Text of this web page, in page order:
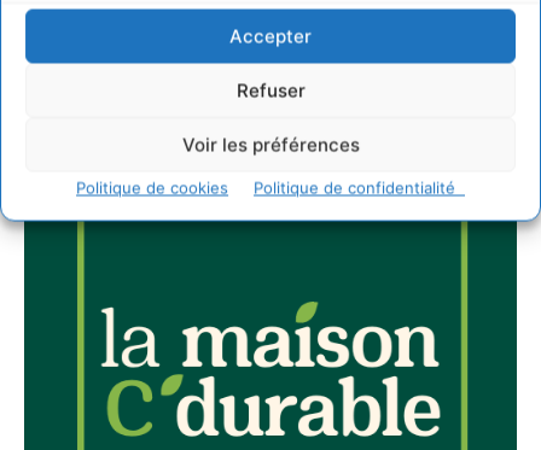
Accepter
Refuser
Voir les préférences
Politique de cookies Politique de confidentialité
JE M'ABONNE